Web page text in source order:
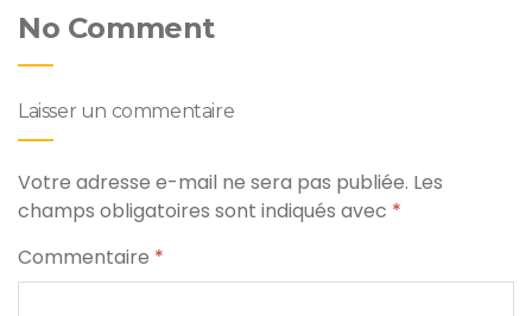
No Comment
Laisser un commentaire
Votre adresse e-mail ne sera pas publiée. Les
champs obligatoires sont indiqués avec *
Commentaire *